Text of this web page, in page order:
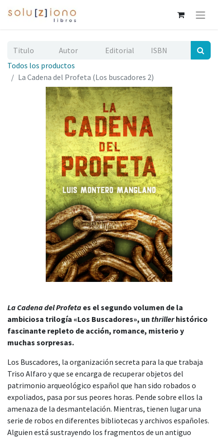
Todos los productos
La Cadena del Profeta (Los buscadores 2)
La Cadena del Profeta es el segundo volumen de la
ambiciosa trilogía «Los Buscadores», un thrillerhistórico
fascinante repleto de acción, romance, misterio y
muchas sorpresas.
Los Buscadores, la organización secreta para la que trabaja
Triso Alfaro y que se encarga de recuperar objetos del
patrimonio arqueológico español que han sido robados o
expoliados, pasa por sus peores horas. Pende sobre ellos la
amenaza de la desmantelación. Mientras, tienen lugar una
serie de robos en diferentes bibliotecas y archivos españoles.
Alguien está sustrayendo los fragmentos de un antiguo